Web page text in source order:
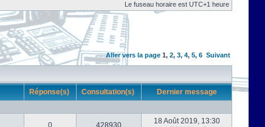
Le fuseau horaire est UTC+1 heure
Aller vers la page 1, 2, 3, 4, 5, 6 Suivant
Réponse(s) Consultation(s) Dernier message
0 428930
18 Août 2019, 13:30